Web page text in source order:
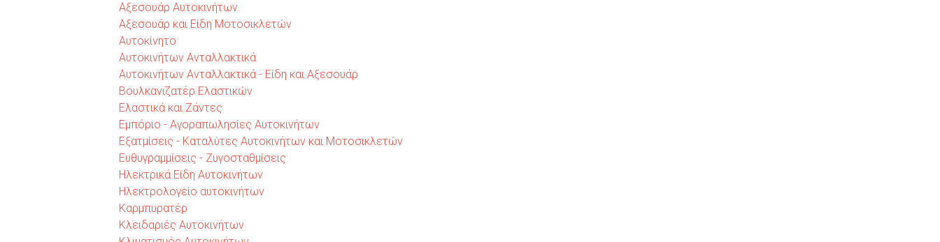
Αξεσουάρ Αυτοκινήτων
Αξεσουάρ και Είδη Μοτοσικλετών
Αυτοκίνητο
Αυτοκινήτων Ανταλλακτικά
Αυτοκινήτων Ανταλλακτικά - Είδη και Αξεσουάρ
Βουλκανιζατέρ Ελαστικών
Ελαστικά και Ζάντες
Εμπόριο - Αγοραπωλησίες Αυτοκινήτων
Εξατμίσεις - Καταλύτες Αυτοκινήτων και Μοτοσικλετών
Ευθυγραμμίσεις - Ζυγοσταθμίσεις
Ηλεκτρικά Είδη Αυτοκινήτων
Ηλεκτρολογείο αυτοκινήτων
Καρμπυρατέρ
Κλειδαριές Αυτοκινήτων